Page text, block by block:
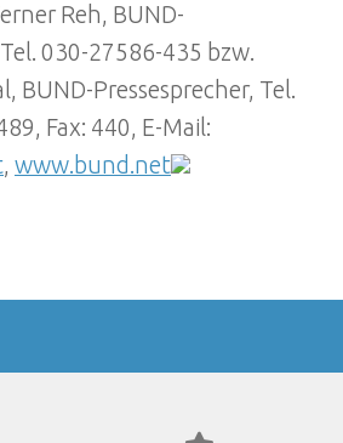
Reh, BUND-
030-27586-435 bzw.
BUND-Pressesprecher, Tel.
Fax: 440, E-Mail:
, www.bund.net